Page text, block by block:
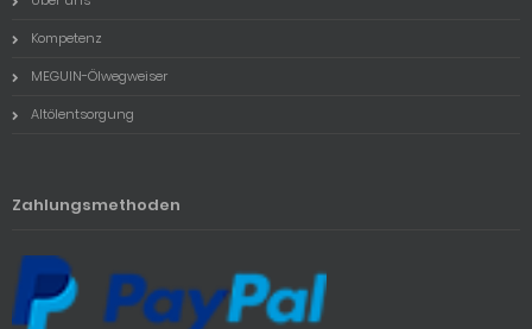
Kompetenz
MEGUIN-Ölwegweiser
Altölentsorgung
Zahlungsmethoden